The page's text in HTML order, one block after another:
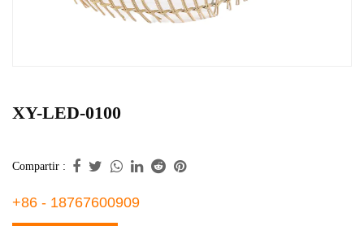
XY-LED-0100
Compartir :
+86 - 18767600909